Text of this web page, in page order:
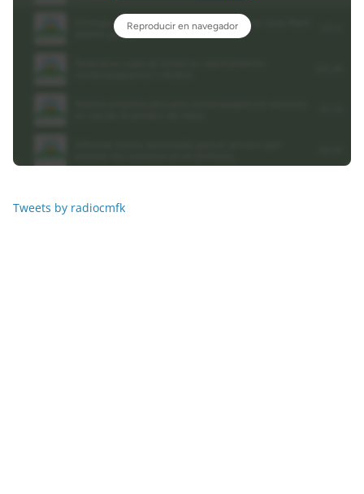
Tweets by radiocmfk